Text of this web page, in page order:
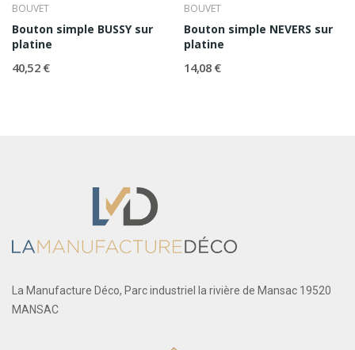
BOUVET
Bouton simple BUSSY sur
platine
40,52 €
BOUVET
Bouton simple NEVERS sur
platine
14,08 €
La Manufacture Déco, Parc industriel la rivière de Mansac 19520
MANSAC